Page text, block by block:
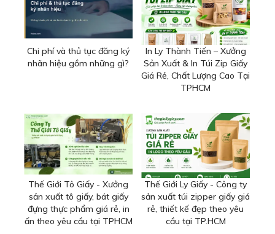
Chi phí và thủ tục đăng ký
nhãn hiệu gồm những gì?
In Ly Thành Tiến – Xưởng
Sản Xuất & In Túi Zip Giấy
Giá Rẻ, Chất Lượng Cao Tại
TPHCM
Thế Giới Tô Giấy - Xưởng
sản xuất tô giấy, bát giấy
đựng thực phẩm giá rẻ, in
ấn theo yêu cầu tại TPHCM
Thế Giới Ly Giấy - Công ty
sản xuất túi zipper giấy giá
rẻ, thiết kế đẹp theo yêu
cầu tại TP.HCM